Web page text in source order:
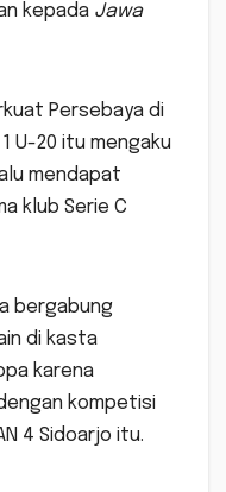
kepada Jawa
Persebaya di
U-20 itu mengaku
mendapat
klub Serie C
bergabung
di kasta
karena
kompetisi
4 Sidoarjo itu.